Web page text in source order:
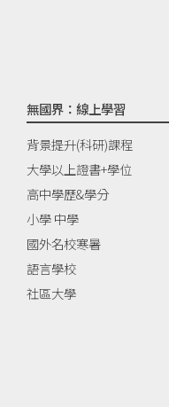
無國界：線上學習
背景提升(科研)課程
大學以上證書+學位
高中學歷&學分
小學 中學
國外名校寒暑
語言學校
社區大學